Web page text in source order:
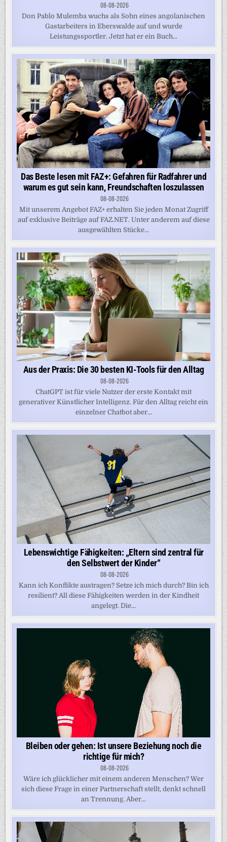
08-08-2026
Don Pablo Mulemba wuchs als Sohn eines angolanischen
Gastarbeiters in Eberswalde auf und wurde
Leistungssportler. Jetzt hat er ein Buch...
Das Beste lesen mit FAZ+: Gefahren für Radfahrer und
warum es gut sein kann, Freundschaften loszulassen
08-08-2026
Mit unserem Angebot FAZ+ erhalten Sie jeden Monat Zugriff
auf exklusive Beiträge auf FAZ.NET. Unter anderem auf diese
ausgewählten Stücke...
Aus der Praxis: Die 30 besten KI-Tools für den Alltag
08-08-2026
ChatGPT ist für viele Nutzer der erste Kontakt mit
generativer Künstlicher Intelligenz. Für den Alltag reicht ein
einzelner Chatbot aber...
Lebenswichtige Fähigkeiten: „Eltern sind zentral für
den Selbstwert der Kinder“
08-08-2026
Kann ich Konflikte austragen? Setze ich mich durch? Bin ich
resilient? All diese Fähigkeiten werden in der Kindheit
angelegt. Die...
Bleiben oder gehen: Ist unsere Beziehung noch die
richtige für mich?
08-08-2026
Wäre ich glücklicher mit einem anderen Menschen? Wer
sich diese Frage in einer Partnerschaft stellt, denkt schnell
an Trennung. Aber...